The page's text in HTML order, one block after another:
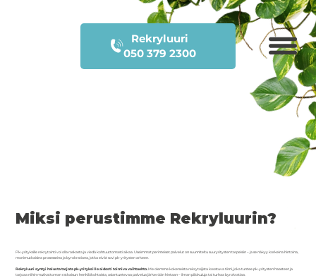
Rekryluuri
050 379 2300
Miksi perustimme Rekryluurin?
Pk-yrityksille rekrytointi voi olla raskasta ja viedä kohtuuttomasti aikaa. Useimmat perinteiset palvelut on suunniteltu suuryritysten tarpeisiin – ja se näkyy korkeina hintoina,
monimutkaisina prosesseina ja byrokratiana, jotka eivät sovi pk-yritysten arkeen.
Rekryluuri syntyi halusta tarjota pk-yrityksille aidosti toimiva vaihtoehto. Me olemme kokeneista rekrytoijista koostuva tiimi, joka tuntee pk-yritysten haasteet ja
tarjoaa niihin mutkattoman ratkaisun: henkilökohtaista, asiantuntevaa palvelua järkevään hintaan – ilman piilokuluja tai turhaa byrokratiaa.